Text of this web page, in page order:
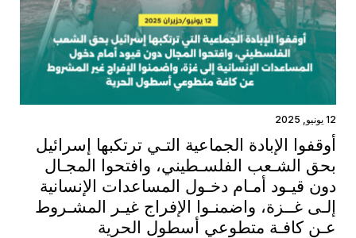
12 يونيو, 2025
أوقفوا الإبادة الجماعية التـي ترتكبها إسرائيل
بحق الشـعب الفلسـطيني، وافتحوا المجـال
دون قيـود أمـام دخـول المساعدات الإنسانية
إلـى غــزة، واضمنـوا الإفراج غيـر المشـروط
عـن كافـة متطوعي أسطول الحرية